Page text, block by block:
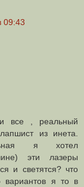
09:43
все , реальный
из инета.
я хотел
эти лазеры
и светятся? что
вариантов я то в